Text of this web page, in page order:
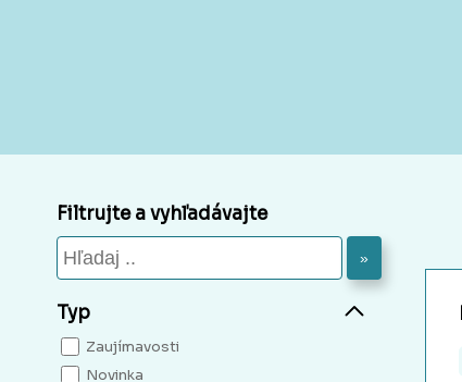
Filtrujte a vyhľadávajte
»
Typ
Zaujímavosti
Novinka